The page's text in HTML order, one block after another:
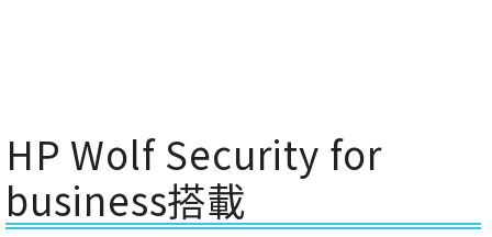
HP Wolf Security for
business搭載